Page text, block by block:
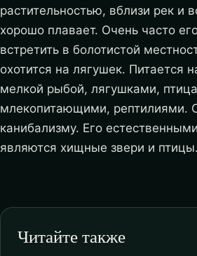
растительностью, вблизи рек и
хорошо плавает. Очень часто
встретить в болотистой
охотится на лягушек. Питается
мелкой рыбой, лягушками,
млекопитающими, рептилиями.
канибализму. Его
являются хищные звери и птицы.
Читайте также